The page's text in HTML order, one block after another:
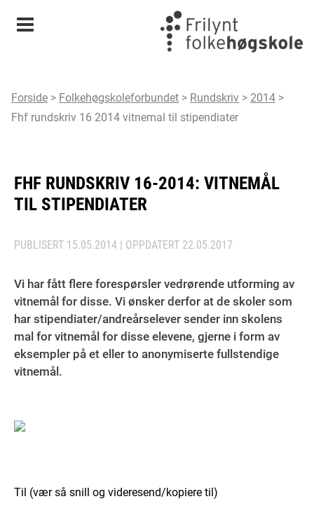
Meny
Forside > Folkehøgskoleforbundet > Rundskriv > 2014 >
Fhf rundskriv 16 2014 vitnemal til stipendiater
FHF RUNDSKRIV 16-2014: VITNEMÅL
TIL STIPENDIATER
PUBLISERT 15.05.2014 | OPPDATERT 22.05.2017
Vi har fått flere forespørsler vedrørende utforming av
vitnemål for disse. Vi ønsker derfor at de skoler som
har stipendiater/andreårselever sender inn skolens
mal for vitnemål for disse elevene, gjerne i form av
eksempler på et eller to anonymiserte fullstendige
vitnemål.
Til (vær så snill og videresend/kopiere til)